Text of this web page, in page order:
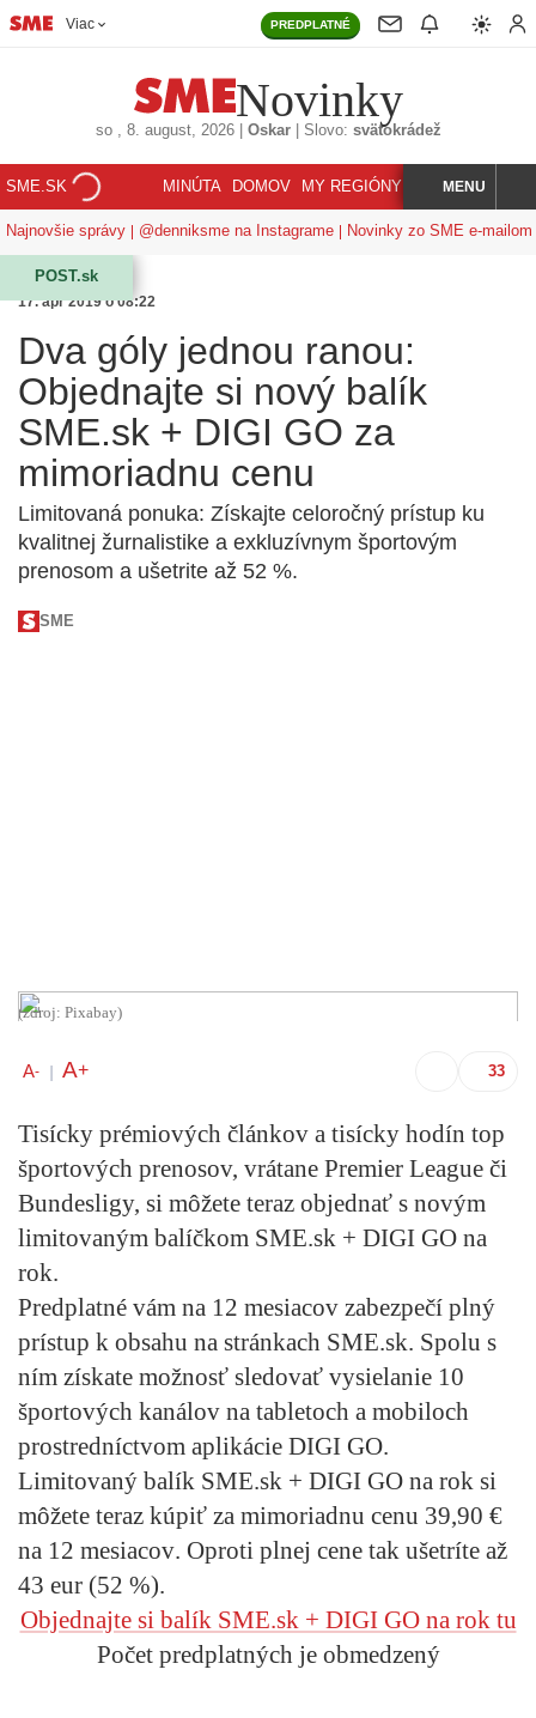
Viac PREDPLATNÉ
Novinky
so, 8. august, 2026| Oskar| Slovo: svätokrádež
SME.SK MINÚTA DOMOV MY REGIÓNY KORZÁR
HĽADAJMENU
Najnovšie správy @denniksme na Instagrame Novinky zo SME e-mailom
POST.sk
17. apr 2019 o 08:22
Dva góly jednou ranou:
Objednajte si nový balík
SME.sk + DIGI GO za
mimoriadnu cenu
Limitovaná ponuka: Získajte celoročný prístup ku
kvalitnej žurnalistike a exkluzívnym športovým
prenosom a ušetrite až 52 %.
SME
(zdroj: Pixabay)
A- A+
Tisícky prémiových článkov a tisícky hodín top
športových prenosov, vrátane Premier League či
Bundesligy, si môžete teraz objednať s novým
limitovaným balíčkom SME.sk + DIGI GO na
rok.
Predplatné vám na 12 mesiacov zabezpečí plný
prístup k obsahu na stránkach SME.sk. Spolu s
ním získate možnosť sledovať vysielanie 10
športových kanálov na tabletoch a mobiloch
prostredníctvom aplikácie DIGI GO.
Limitovaný balík SME.sk + DIGI GO na rok si
môžete teraz kúpiť za mimoriadnu cenu 39,90 €
na 12 mesiacov. Oproti plnej cene tak ušetríte až
43 eur (52 %).
Objednajte si balík SME.sk + DIGI GO na rok tu
Počet predplatných je obmedzený